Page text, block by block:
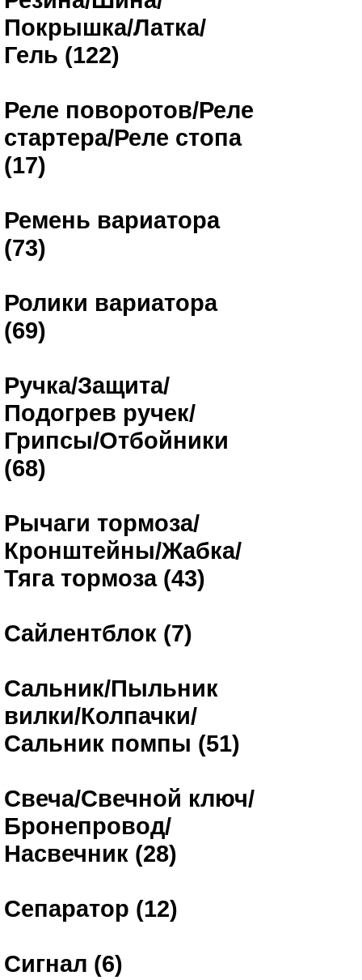
Покрышка/Латка/
Гель (122)
Реле поворотов/Реле
стартера/Реле стопа
(17)
Ремень вариатора
(73)
Ролики вариатора
(69)
Ручка/Защита/
Подогрев ручек/
Грипсы/Отбойники
(68)
Рычаги тормоза/
Кронштейны/Жабка/
Тяга тормоза (43)
Сайлентблок (7)
Сальник/Пыльник
вилки/Колпачки/
Сальник помпы (51)
Свеча/Свечной ключ/
Бронепровод/
Насвечник (28)
Сепаратор (12)
Сигнал (6)